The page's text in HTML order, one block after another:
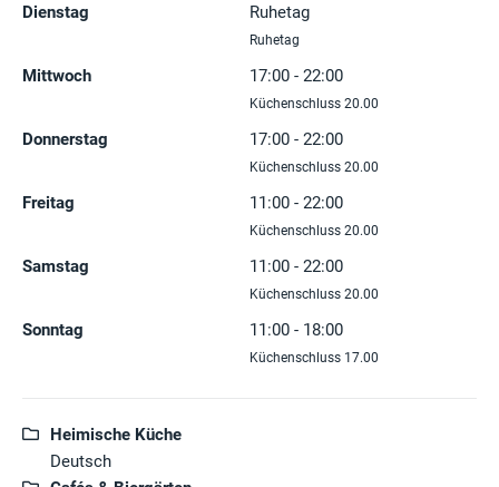
Dienstag Ruhetag
Ruhetag
Mittwoch 17:00 - 22:00
Küchenschluss 20.00
Donnerstag 17:00 - 22:00
Küchenschluss 20.00
Freitag 11:00 - 22:00
Küchenschluss 20.00
Samstag 11:00 - 22:00
Küchenschluss 20.00
Sonntag 11:00 - 18:00
Küchenschluss 17.00
Heimische Küche
Deutsch